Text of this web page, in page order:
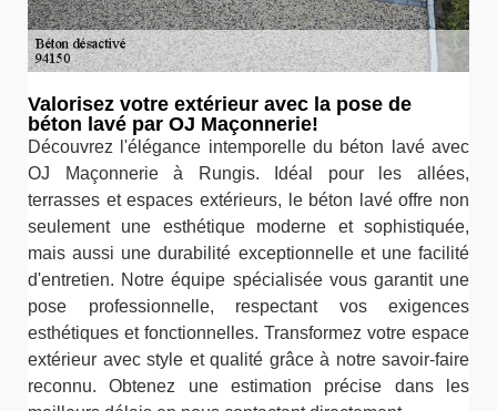
Valorisez votre extérieur avec la pose de
béton lavé par OJ Maçonnerie!
Découvrez l'élégance intemporelle du béton lavé avec
OJ Maçonnerie à Rungis. Idéal pour les allées,
terrasses et espaces extérieurs, le béton lavé offre non
seulement une esthétique moderne et sophistiquée,
mais aussi une durabilité exceptionnelle et une facilité
d'entretien. Notre équipe spécialisée vous garantit une
pose professionnelle, respectant vos exigences
esthétiques et fonctionnelles. Transformez votre espace
extérieur avec style et qualité grâce à notre savoir-faire
reconnu. Obtenez une estimation précise dans les